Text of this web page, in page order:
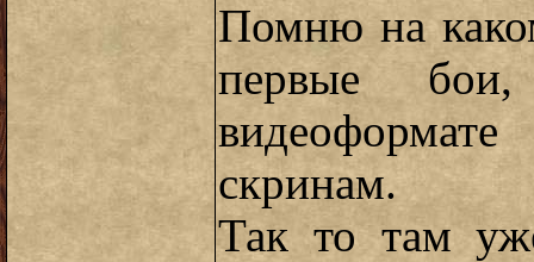
Помню на
первые
скринам.
Так то там